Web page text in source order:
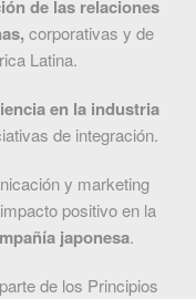
de las relaciones
corporativas y de
Latina.
en la industria
de integración.
y marketing
positivo en la
japonesa.
de los Principios